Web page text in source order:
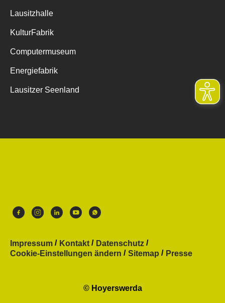
Lausitzhalle
KulturFabrik
Computermuseum
Energiefabrik
Lausitzer Seenland
Impressum Kontakt
Datenschutz
Cookie-Einstellungen ändern
Sitemap Presse
© Hoyerswerda